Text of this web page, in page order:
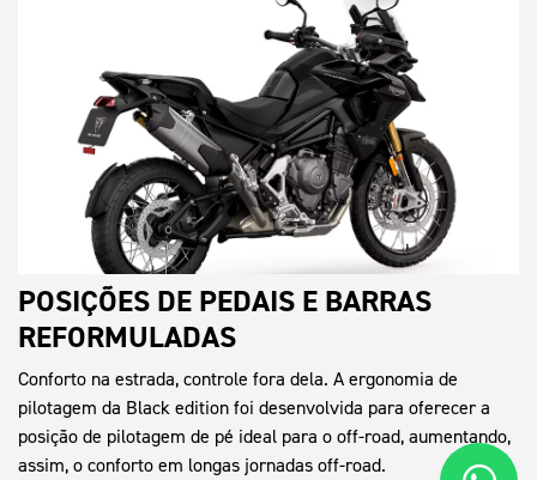
POSIÇÕES DE PEDAIS E BARRAS
REFORMULADAS
Conforto na estrada, controle fora dela. A ergonomia de
pilotagem da Black edition foi desenvolvida para oferecer a
posição de pilotagem de pé ideal para o off-road, aumentando,
assim, o conforto em longas jornadas off-road.